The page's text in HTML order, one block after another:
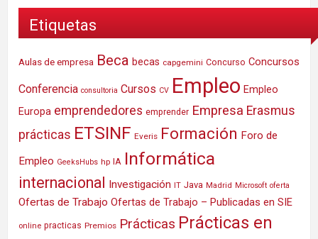
Etiquetas
Aulas de empresa Beca becas capgemini Concurso Concursos
Conferencia consultoria Cursos CV Empleo Empleo
Europa emprendedores emprender Empresa Erasmus
prácticas ETSINF Everis Formación Foro de
Empleo GeeksHubs hp IA Informática
internacional Investigación IT Java Madrid Microsoft oferta
Ofertas de Trabajo Ofertas de Trabajo – Publicadas en SIE
online practicas Premios Prácticas Prácticas en